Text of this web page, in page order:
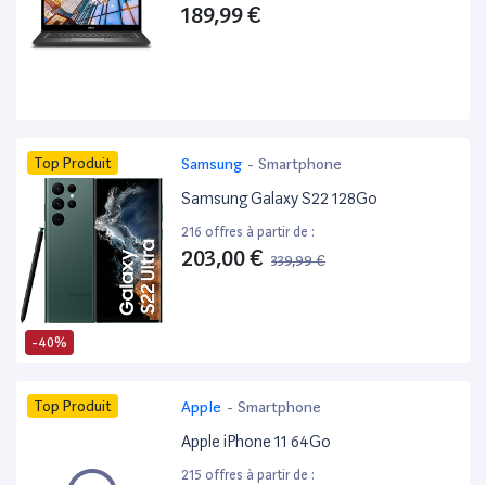
189,99 €
-40%
Top Produit Samsung - Smartphone
Samsung Galaxy S22 128Go
216 offres à partir de :
203,00 € 339,99 €
Top Produit Apple - Smartphone
Apple iPhone 11 64Go
215 offres à partir de :